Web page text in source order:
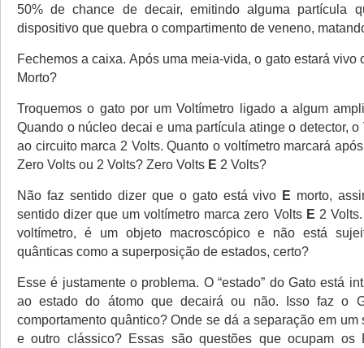
50% de chance de decair, emitindo alguma partícula
dispositivo que quebra o compartimento de veneno,
Fechemos a caixa. Após uma meia-vida, o gato estará
Morto?
Troquemos o gato por um Voltímetro ligado a algum
Quando o núcleo decai e uma partícula atinge o detector, o
ao circuito marca 2 Volts. Quanto o voltímetro marcará
Zero Volts ou 2 Volts? Zero Volts E 2 Volts?
Não faz sentido dizer que o gato está vivo E morto,
sentido dizer que um voltímetro marca zero Volts E 2
voltímetro, é um objeto macroscópico e não está
quânticas como a superposição de estados, certo?
Esse é justamente o problema. O “estado” do Gato está
ao estado do átomo que decairá ou não. Isso faz o
comportamento quântico? Onde se dá a separação em um
e outro clássico? Essas são questões que ocupam os